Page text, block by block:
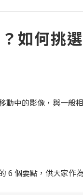
如何挑
中的影像，與一般
6 個要點，供大家作